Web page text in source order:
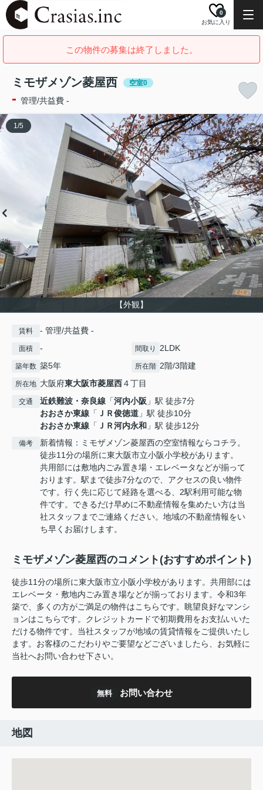
お気に入り
0
この物件の募集は終了しました。
ミモザメゾン菱屋西 空室0
- 管理/共益費 -
【外観】
1/5
賃料 - 管理/共益費 -
面積 - 間取り 2LDK
築年数 築5年 所在階 2階/3階建
所在地 大阪府東大阪市菱屋西４丁目
交通 近鉄難波・奈良線 「河内小阪 」駅 徒歩7分
おおさか東線 「 ＪＲ俊徳道 」駅 徒歩10分
おおさか東線 「 ＪＲ河内永和 」駅 徒歩12分
備考
新着情報：ミモザメゾン菱屋西の空室情報ならコチラ。
徒歩11分の場所に東大阪市立小阪小学校があります。
共用部には敷地内ごみ置き場・エレベータなどが揃って
おります。駅まで徒歩7分なので、アクセスの良い物件
です。行く先に応じて経路を選べる、2駅利用可能な物
件です。できるだけ早めに不動産情報を集めたい方は当
社スタッフまでご連絡ください。地域の不動産情報をい
ち早くお届けします。
ミモザメゾン菱屋西のコメント(おすすめポイント)
徒歩11分の場所に東大阪市立小阪小学校があります。共用部には
エレベータ・敷地内ごみ置き場などが揃っております。令和3年
築で、多くの方がご満足の物件はこちらです。眺望良好なマンシ
ョンはこちらです。クレジットカードで初期費用をお支払いいた
だける物件です。当社スタッフが地域の賃貸情報をご提供いたし
ます。お客様のこだわりやご要望などございましたら、お気軽に
当社へお問い合わせ下さい。
無料 お問い合わせ
地図